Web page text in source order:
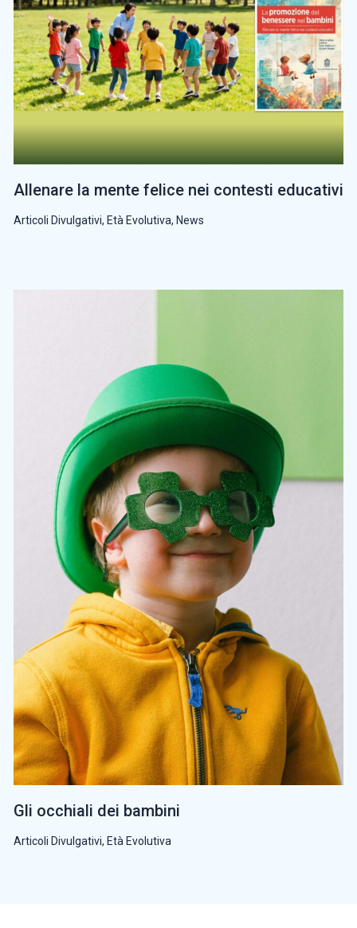
Allenare la mente felice nei contesti educativi
Articoli Divulgativi, Età Evolutiva, News
Gli occhiali dei bambini
Articoli Divulgativi, Età Evolutiva